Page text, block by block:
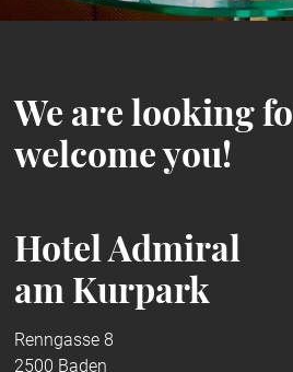
We are looking
welcome you!
Hotel Admiral
am Kurpark
Renngasse 8
2500 Baden